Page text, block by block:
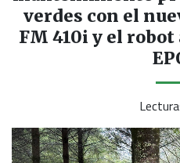
verdes con el
FM 410i y el